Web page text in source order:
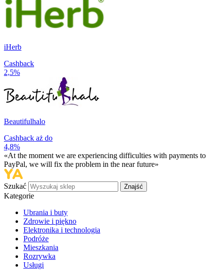
iHerb
Cashback
2,5%
Beautifulhalo
Cashback aż do
4,8%
«At the moment we are experiencing difficulties with payments to
PayPal, we will fix the problem in the near future»
Szukać Znajść
Kategorie
Ubrania i buty
Zdrowie i piękno
Elektronika i technologia
Podróże
Mieszkania
Rozrywka
Usługi